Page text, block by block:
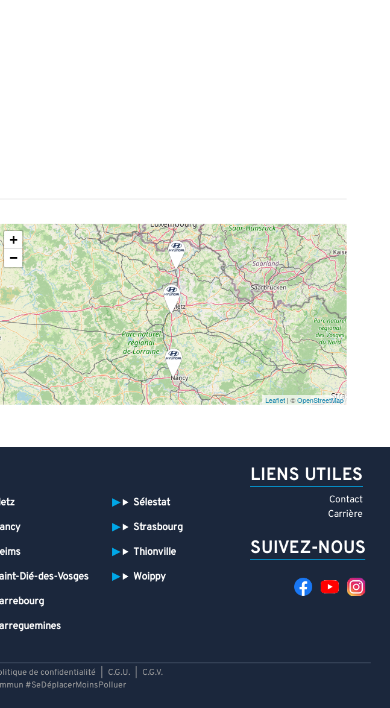
+
−
Leaflet | ©OpenStreetMap
Dié-des-Vosges
Sélestat
Strasbourg
Thionville
Woippy
LIENS UTILES
Contact
Carrière
SUIVEZ-NOUS
de confidentialité C.G.U.
C.G.V.
#SeDéplacerMoinsPolluer